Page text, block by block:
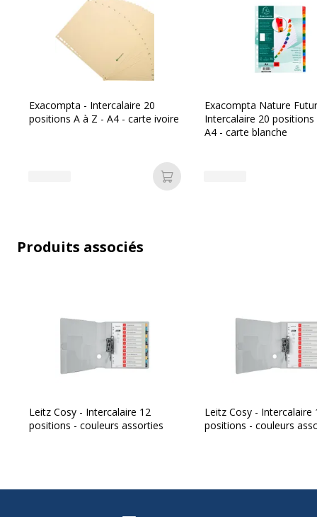
Type de poinçonnage
Données d'identification
Exacompta - Intercalaire 20
positions A à Z - A4 - carte ivoire
Ajouter au panier
Exacompta Nature
Intercalaire 20 positions
A4 - carte blanche
Produits associés
Leitz Cosy - Intercalaire 12
positions - couleurs assorties
Leitz Cosy - Intercalaire
positions - couleurs